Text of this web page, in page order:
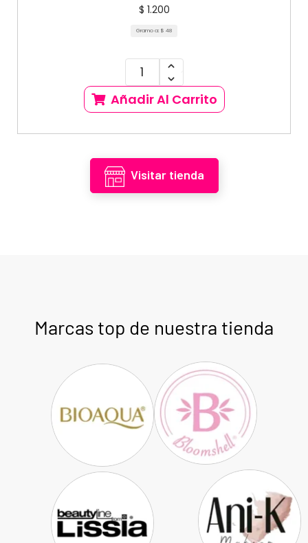
$ 1.200
Gramo a: $ 48
Añadir Al Carrito
Visitar tienda
Marcas top de nuestra tienda